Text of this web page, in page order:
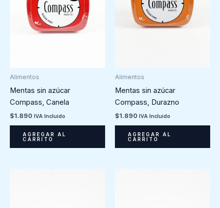
Alimentos
Mentas sin azúcar
Compass, Canela
$1.890 IVA Incluido
AGREGAR AL
CARRITO
Alimentos
Mentas sin azúcar
Compass, Durazno
$1.890 IVA Incluido
AGREGAR AL
CARRITO